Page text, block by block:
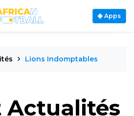
Apps
Lions Indomptables
Actualités